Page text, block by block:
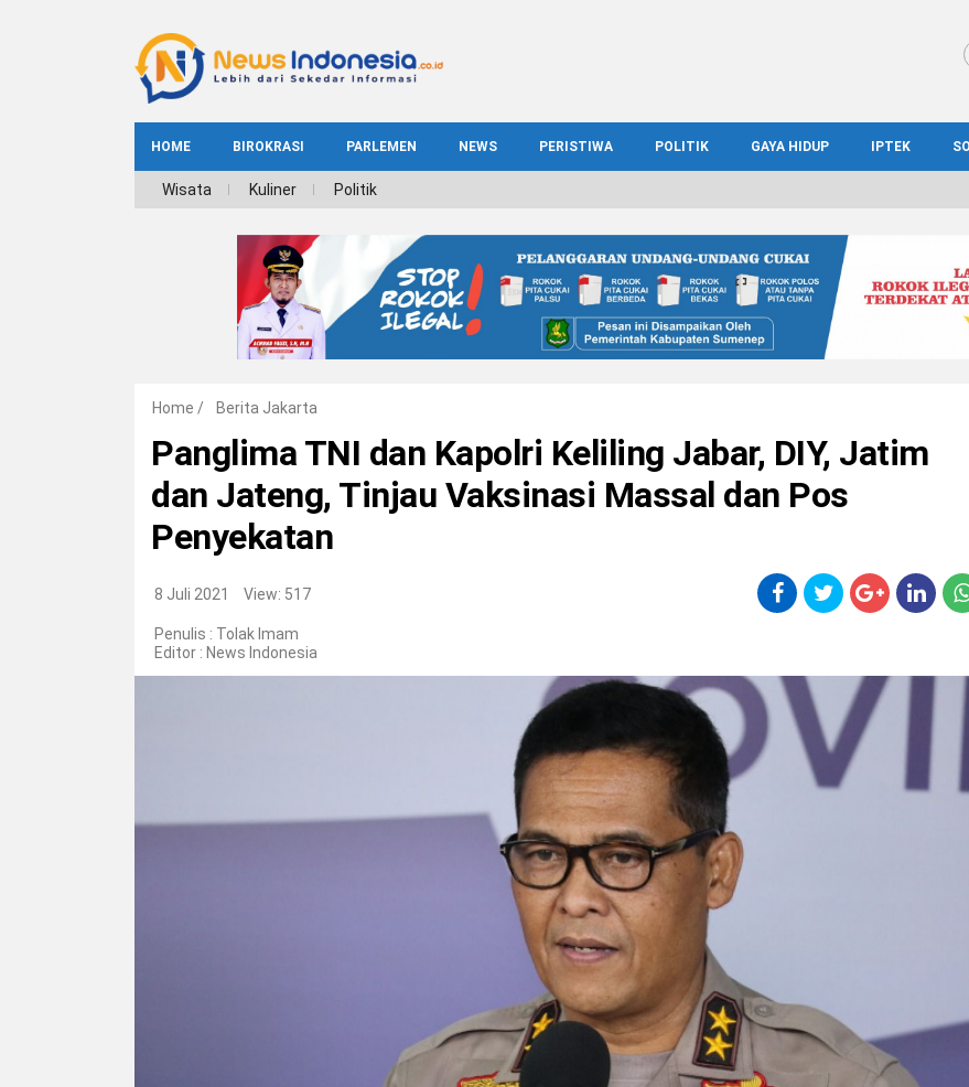
HOME BIROKRASI PARLEMEN NEWS PERISTIWA POLITIK GAYA HIDUP IPTEK
INDEKS BIROKRASI
Wisata Kuliner Politik
Home / Berita Jakarta
Panglima TNI dan Kapolri Keliling Jabar, DIY, Jatim
dan Jateng, Tinjau Vaksinasi Massal dan Pos
Penyekatan
8 Juli 2021 View: 517
Penulis : Tolak Imam
Editor : News Indonesia